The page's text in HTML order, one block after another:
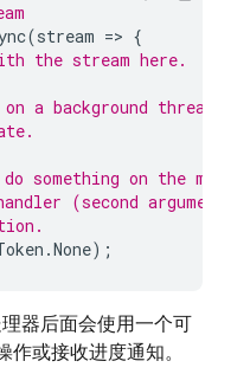
(stream => {
the stream here.
a background thread
something on the
(second
.None);
器后面会使用一个可
或接收进度通知。